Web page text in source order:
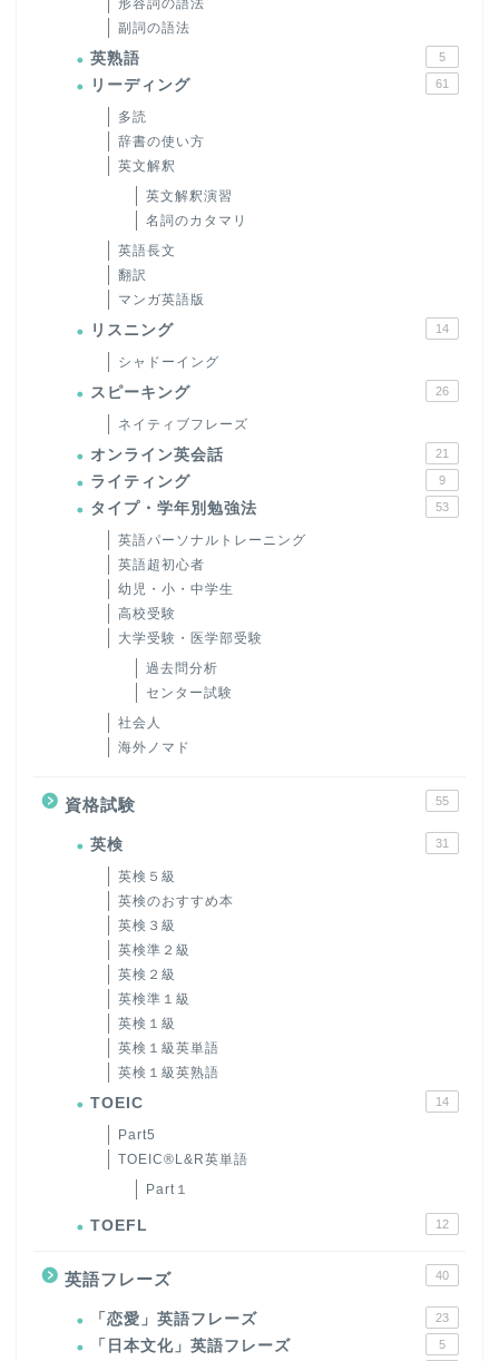
形容詞の語法
副詞の語法
英熟語 5
リーディング 61
多読
辞書の使い方
英文解釈
英文解釈演習
名詞のカタマリ
英語長文
翻訳
マンガ英語版
リスニング 14
シャドーイング
スピーキング 26
ネイティブフレーズ
オンライン英会話 21
ライティング 9
タイプ・学年別勉強法 53
英語パーソナルトレーニング
英語超初心者
幼児・小・中学生
高校受験
大学受験・医学部受験
過去問分析
センター試験
社会人
海外ノマド
資格試験 55
英検 31
英検５級
英検のおすすめ本
英検３級
英検準２級
英検２級
英検準１級
英検１級
英検１級英単語
英検１級英熟語
TOEIC 14
Part5
TOEIC®L&R英単語
Part１
TOEFL 12
英語フレーズ 40
「恋愛」英語フレーズ 23
「日本文化」英語フレーズ 5